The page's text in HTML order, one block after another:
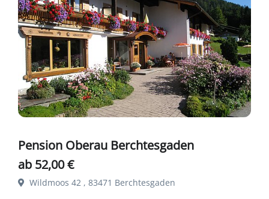
Pension Oberau Berchtesgaden
ab 52,00 €
Wildmoos 42 , 83471 Berchtesgaden